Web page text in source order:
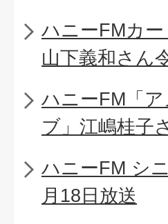
ハニーFMカ
山下義和さん
ハニーFM「
ブ」江嶋桂子
ハニーFM シ
月18日放送